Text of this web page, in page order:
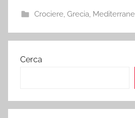
Crociere, Grecia,
Cerca